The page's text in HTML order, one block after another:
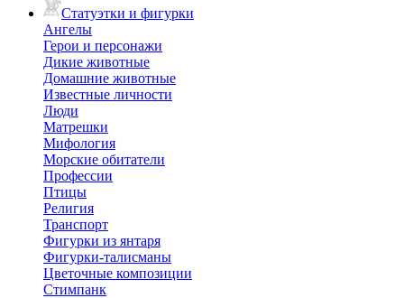
Статуэтки и фигурки
Ангелы
Герои и персонажи
Дикие животные
Домашние животные
Известные личности
Люди
Матрешки
Мифология
Морские обитатели
Профессии
Птицы
Религия
Транспорт
Фигурки из янтаря
Фигурки-талисманы
Цветочные композиции
Стимпанк